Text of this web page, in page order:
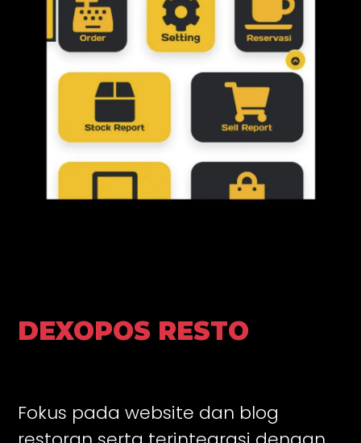
DEXOPOS RESTO
Fokus pada website dan blog